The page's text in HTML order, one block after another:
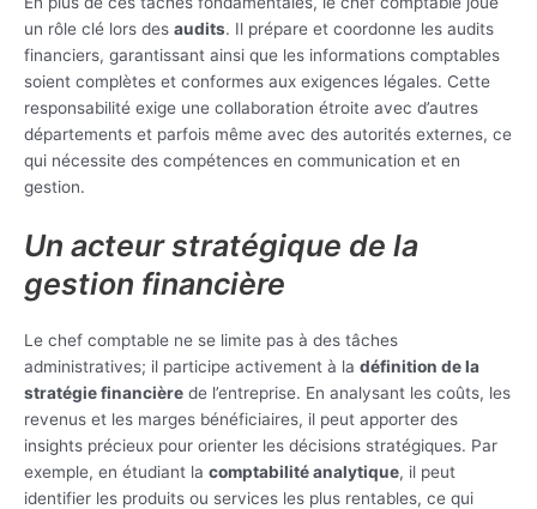
un rôle clé lors des audits. Il prépare et coordonne les audits
financiers, garantissant ainsi que les informations comptables
soient complètes et conformes aux exigences légales. Cette
responsabilité exige une collaboration étroite avec d’autres
départements et parfois même avec des autorités externes, ce
qui nécessite des compétences en communication et en
gestion.
Un acteur stratégique de la
gestion financière
Le chef comptable ne se limite pas à des tâches
administratives; il participe activement à la définition de la
stratégie financière de l’entreprise. En analysant les coûts, les
revenus et les marges bénéficiaires, il peut apporter des
insights précieux pour orienter les décisions stratégiques. Par
exemple, en étudiant la comptabilité analytique, il peut
identifier les produits ou services les plus rentables, ce qui